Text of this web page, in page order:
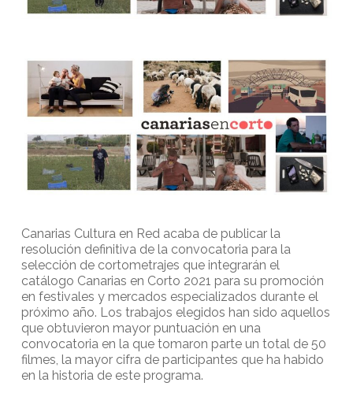
Canarias Cultura en Red acaba de publicar la
resolución definitiva de la convocatoria para la
selección de cortometrajes que integrarán el
catálogo Canarias en Corto 2021 para su promoción
en festivales y mercados especializados durante el
próximo año. Los trabajos elegidos han sido aquellos
que obtuvieron mayor puntuación en una
convocatoria en la que tomaron parte un total de 50
filmes, la mayor cifra de participantes que ha habido
en la historia de este programa.